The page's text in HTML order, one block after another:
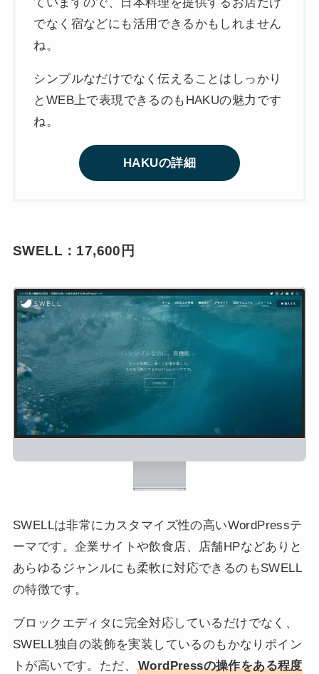
でなく宿などにも活用できるかもしれません
ね。
シンプルなだけでなく伝えることはしっかり
とWEB上で表現できるのもHAKUの魅力です
ね。
HAKUの詳細
SWELL：17,600円
SWELLは非常にカスタマイズ性の高いWordPressテ
ーマです。企業サイトや飲食店、店舗HPなどありと
あらゆるジャンルにも柔軟に対応できるのもSWELL
の特徴です。
ブロックエディタに完全対応しているだけでなく、
SWELL独自の装飾を実装しているのもかなりポイン
トが高いです。ただ、
WordPressの操作をある程度